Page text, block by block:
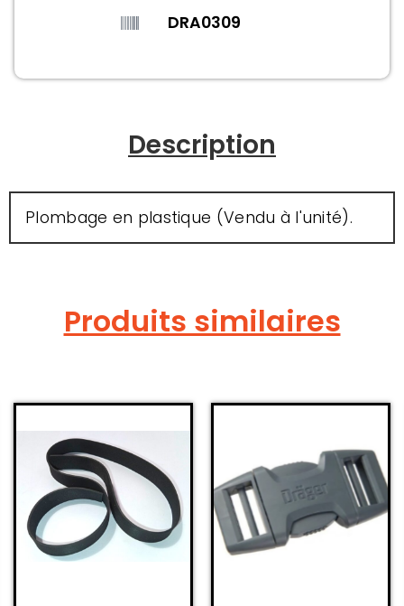
DRA0309
Description
Plombage en plastique (Vendu à l'unité).
Produits similaires